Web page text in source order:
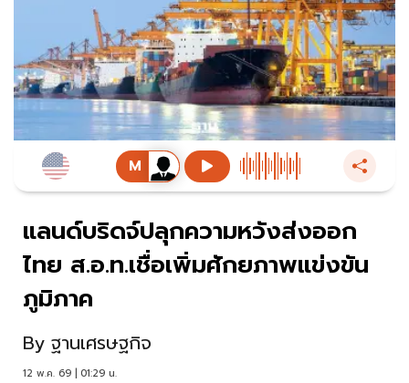
แลนด์บริดจ์ปลุกความหวังส่งออก
ไทย ส.อ.ท.เชื่อเพิ่มศักยภาพแข่งขัน
ภูมิภาค
By ฐานเศรษฐกิจ
12 พ.ค. 69 | 01:29 น.